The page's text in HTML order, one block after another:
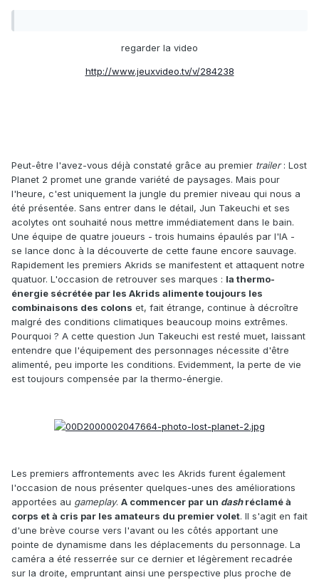
regarder la video
http://www.jeuxvideo.tv/v/284238
Peut-être l'avez-vous déjà constaté grâce au premier trailer: Lost
Planet 2 promet une grande variété de paysages. Mais pour
l'heure, c'est uniquement la jungle du premier niveau qui nous a
été présentée. Sans entrer dans le détail, Jun Takeuchi et ses
acolytes ont souhaité nous mettre immédiatement dans le bain.
Une équipe de quatre joueurs - trois humains épaulés par l'IA -
se lance donc à la découverte de cette faune encore sauvage.
Rapidement les premiers Akrids se manifestent et attaquent notre
quatuor. L'occasion de retrouver ses marques : la thermo-
énergie sécrétée par les Akrids alimente toujours les
combinaisons des colons et, fait étrange, continue à décroître
malgré des conditions climatiques beaucoup moins extrêmes.
Pourquoi ? A cette question Jun Takeuchi est resté muet, laissant
entendre que l'équipement des personnages nécessite d'être
alimenté, peu importe les conditions. Evidemment, la perte de vie
est toujours compensée par la thermo-énergie.
Les premiers affrontements avec les Akrids furent également
l'occasion de nous présenter quelques-unes des améliorations
apportées au gameplay. A commencer par un dashréclamé à
corps et à cris par les amateurs du premier volet. Il s'agit en fait
d'une brève course vers l'avant ou les côtés apportant une
pointe de dynamisme dans les déplacements du personnage. La
caméra a été resserrée sur ce dernier et légèrement recadrée
sur la droite, empruntant ainsi une perspective plus proche de